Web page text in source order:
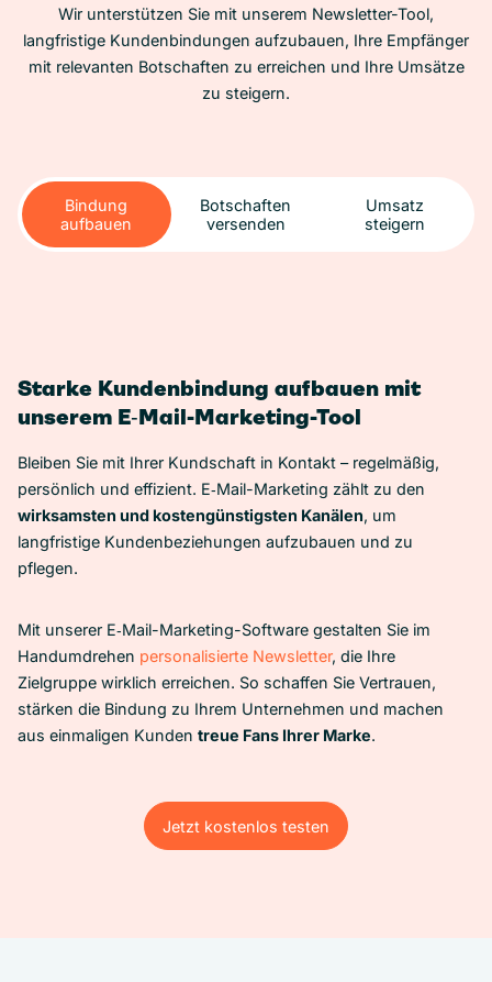
Wir unterstützen Sie mit unserem Newsletter-Tool,
langfristige Kundenbindungen aufzubauen, Ihre Empfänger
mit relevanten Botschaften zu erreichen und Ihre Umsätze
zu steigern.
Bindung
aufbauen
Botschaften
versenden
Umsatz
steigern
Starke Kundenbindung aufbauen mit
unserem E‑Mail-Marketing-Tool
Bleiben Sie mit Ihrer Kundschaft in Kontakt – regelmäßig,
persönlich und effizient. E‑Mail-Marketing zählt zu den
wirksamsten und kostengünstigsten Kanälen, um
langfristige Kundenbeziehungen aufzubauen und zu
pflegen.
Mit unserer E‑Mail-Marketing-Software gestalten Sie im
Handumdrehen personalisierte Newsletter, die Ihre
Zielgruppe wirklich erreichen. So schaffen Sie Vertrauen,
stärken die Bindung zu Ihrem Unternehmen und machen
aus einmaligen Kunden treue Fans Ihrer Marke.
Jetzt kostenlos testen
Jetzt kostenlos testen